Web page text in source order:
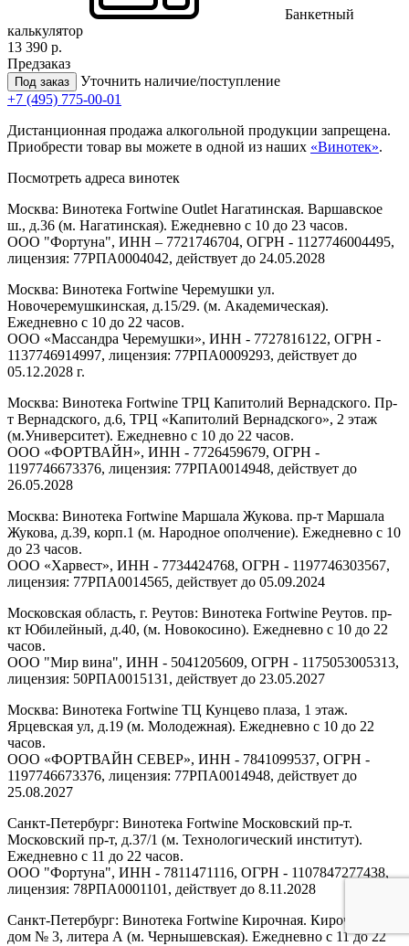
Банкетный
калькулятор
13 390 р.
Предзаказ
Под заказ
Уточнить наличие/поступление
+7 (495) 775-00-01
Дистанционная продажа алкогольной продукции запрещена.
Приобрести товар вы можете в одной из наших «Винотек».
Посмотреть адреса винотек
Москва: Винотека Fortwine Outlet Нагатинская. Варшавское
ш., д.36 (м. Нагатинская). Ежедневно с 10 до 23 часов.
ООО "Фортуна", ИНН – 7721746704, ОГРН - 1127746004495,
лицензия: 77РПА0004042, действует до 24.05.2028
Москва: Винотека Fortwine Черемушки ул.
Новочеремушкинская, д.15/29. (м. Академическая).
Ежедневно с 10 до 22 часов.
ООО «Массандра Черемушки», ИНН - 7727816122, ОГРН -
1137746914997, лицензия: 77РПА0009293, действует до
05.12.2028 г.
Москва: Винотека Fortwine ТРЦ Капитолий Вернадского. Пр-
т Вернадского, д.6, ТРЦ «Капитолий Вернадского», 2 этаж
(м.Университет). Ежедневно с 10 до 22 часов.
ООО «ФОРТВАЙН», ИНН - 7726459679, ОГРН -
1197746673376, лицензия: 77РПА0014948, действует до
26.05.2028
Москва: Винотека Fortwine Маршала Жукова. пр-т Маршала
Жукова, д.39, корп.1 (м. Народное ополчение). Ежедневно с 10
до 23 часов.
ООО «Харвест», ИНН - 7734424768, ОГРН - 1197746303567,
лицензия: 77РПА0014565, действует до 05.09.2024
Московская область, г. Реутов: Винотека Fortwine Реутов. пр-
кт Юбилейный, д.40, (м. Новокосино). Ежедневно с 10 до 22
часов.
ООО "Мир вина", ИНН - 5041205609, ОГРН - 1175053005313,
лицензия: 50РПА0015131, действует до 23.05.2027
Москва: Винотека Fortwine ТЦ Кунцево плаза, 1 этаж.
Ярцевская ул, д.19 (м. Молодежная). Ежедневно с 10 до 22
часов.
ООО «ФОРТВАЙН СЕВЕР», ИНН - 7841099537, ОГРН -
1197746673376, лицензия: 77РПА0014948, действует до
25.08.2027
Санкт-Петербург: Винотека Fortwine Московский пр-т.
Московский пр-т, д.37/1 (м. Технологический институт).
Ежедневно с 11 до 22 часов.
ООО "Фортуна", ИНН - 7811471116, ОГРН - 1107847277438,
лицензия: 78РПА0001101, действует до 8.11.2028
Санкт-Петербург: Винотека Fortwine Кирочная. Кирочная ул,
дом № 3, литера А (м. Чернышевская). Ежедневно с 11 до 22